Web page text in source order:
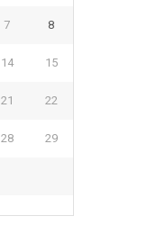
7 8
14 15
21 22
28 29